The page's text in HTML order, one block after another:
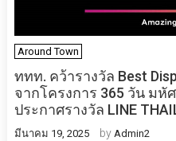
Around Town
ททท. คว้ารางวัล Best
จากโครงการ 365 วัน มหั
ประกาศรางวัล LINE
มีนาคม 19, 2025 by Admin2